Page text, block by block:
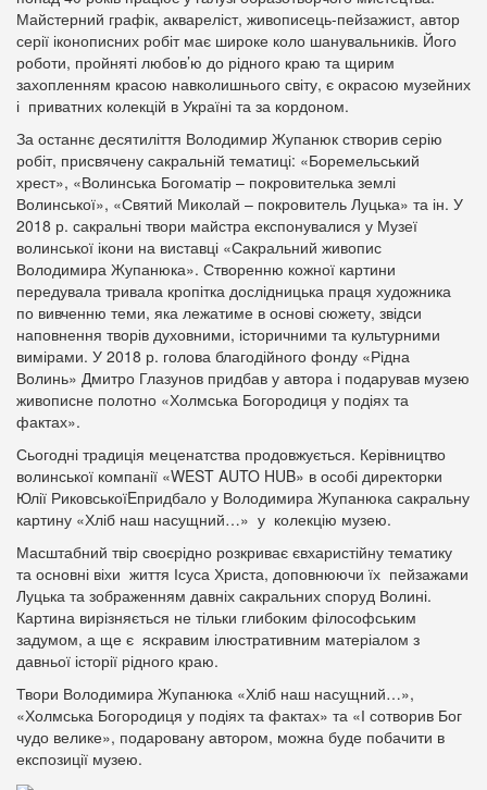
Майстерний графік, аквареліст, живописець-пейзажист, автор
серії іконописних робіт має широке коло шанувальників. Його
роботи, пройняті любов’ю до рідного краю та щирим
захопленням красою навколишнього світу, є окрасою музейних
і приватних колекцій в Україні та за кордоном.
За останнє десятиліття Володимир Жупанюк створив серію
робіт, присвячену сакральній тематиці: «Боремельський
хрест», «Волинська Богоматір – покровителька землі
Волинської», «Святий Миколай – покровитель Луцька» та ін. У
2018 р. сакральні твори майстра експонувалися у Музеї
волинської ікони на виставці «Сакральний живопис
Володимира Жупанюка». Створенню кожної картини
передувала тривала кропітка дослідницька праця художника
по вивченню теми, яка лежатиме в основі сюжету, звідси
наповнення творів духовними, історичними та культурними
вимірами. У 2018 р. голова благодійного фонду «Рідна
Волинь» Дмитро Глазунов придбав у автора і подарував музею
живописне полотно «Холмська Богородиця у подіях та
фактах».
Сьогодні традиція меценатства продовжується. Керівництво
волинської компанії «WEST AUTO HUB» в особі директорки
Юлії РиковськоїEпридбало у Володимира Жупанюка сакральну
картину «Хліб наш насущний…» у колекцію музею.
Масштабний твір своєрідно розкриває євхаристійну тематику
та основні віхи життя Ісуса Христа, доповнюючи їх пейзажами
Луцька та зображенням давніх сакральних споруд Волині.
Картина вирізняється не тільки глибоким філософським
задумом, а ще є яскравим ілюстративним матеріалом з
давньої історії рідного краю.
Твори Володимира Жупанюка «Хліб наш насущний…»,
«Холмська Богородиця у подіях та фактах» та «І сотворив Бог
чудо велике», подаровану автором, можна буде побачити в
експозиції музею.